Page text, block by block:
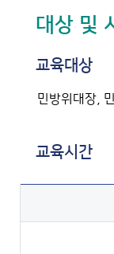
대상 및
교육대상
민방위대장,
교육시간